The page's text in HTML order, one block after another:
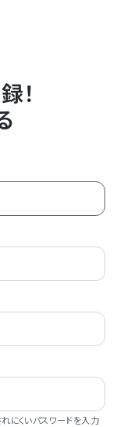
！
にくいパスワードを入力